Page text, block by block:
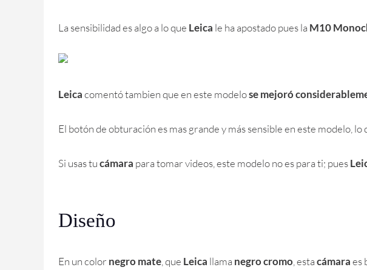
La sensibilidad es algo a lo que Leica le ha apostado pues la M10
Leicacomentó tambien que en este modelose mejoró
El botón de obturación es mas grande y más sensible en este modelo, lo
Si usas tucámara para tomar videos, este modelo no es para ti; pues
Diseño
En un colornegro mate , que Leica llama negro cromo , estacámaraes